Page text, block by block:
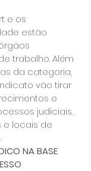
e os
estão
trabalho. Além
da categoria,
vão tirar
e
judiciais.
e locais de
NA BASE